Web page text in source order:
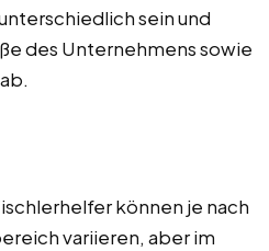
sein und
des Unternehmens sowie
können je nach
variieren, aber im